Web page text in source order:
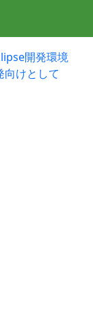
開発環境
けとして